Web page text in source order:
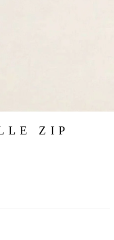
ZIP